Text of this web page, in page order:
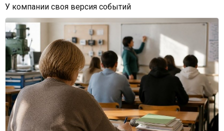
У компании своя версия событий